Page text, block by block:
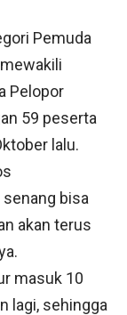
Pemuda
Pelopor
59 peserta
lalu.
bisa
akan terus
masuk 10
lagi, sehingga